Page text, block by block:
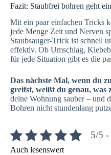
Fazit: Staubfrei bohren geht
Mit ein paar einfachen Tricks
jede Menge Zeit und Nerven
Staubsauger-Trick ist schnell
effektiv. Ob Umschlag,
für jede Situation gibt es die
Das nächste Mal, wenn du
greifst, weißt du genau, was
deine Wohnung sauber – und
Bohren nicht stundenlang
5/5 -
Auch lesenswert